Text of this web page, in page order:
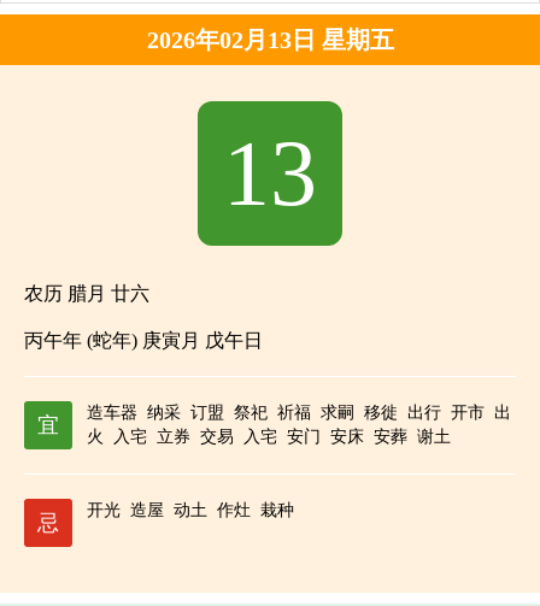
2026年02月13日 星期五
13
农历 腊月 廿六
丙午年 (蛇年) 庚寅月 戊午日
宜
造车器 纳采 订盟 祭祀 祈福 求嗣 移徙 出行 开市 出
火
入宅 立券 交易 入宅 安门 安床 安葬 谢土
忌
开光 造屋 动土 作灶 栽种